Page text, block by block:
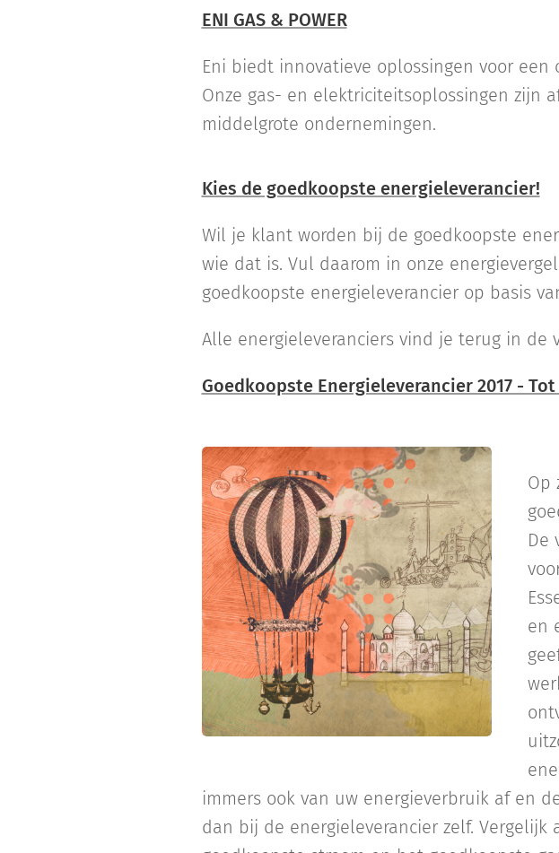
ENI GAS & POWER
Eni biedt innovatieve oplossingen voor
Onze gas- en elektriciteitsoplossingen zijn
middelgrote ondernemingen.
Kies de goedkoopste energieleverancier!
Wil je klant worden bij de goedkoopste
wie dat is. Vul daarom in onze
goedkoopste energieleverancier op basis
Alle energieleveranciers vind je terug in de
Goedkoopste Energieleverancier 2017 - Tot
Op
De
en
immers ook van uw energieverbruik af en
dan bij de energieleverancier zelf.